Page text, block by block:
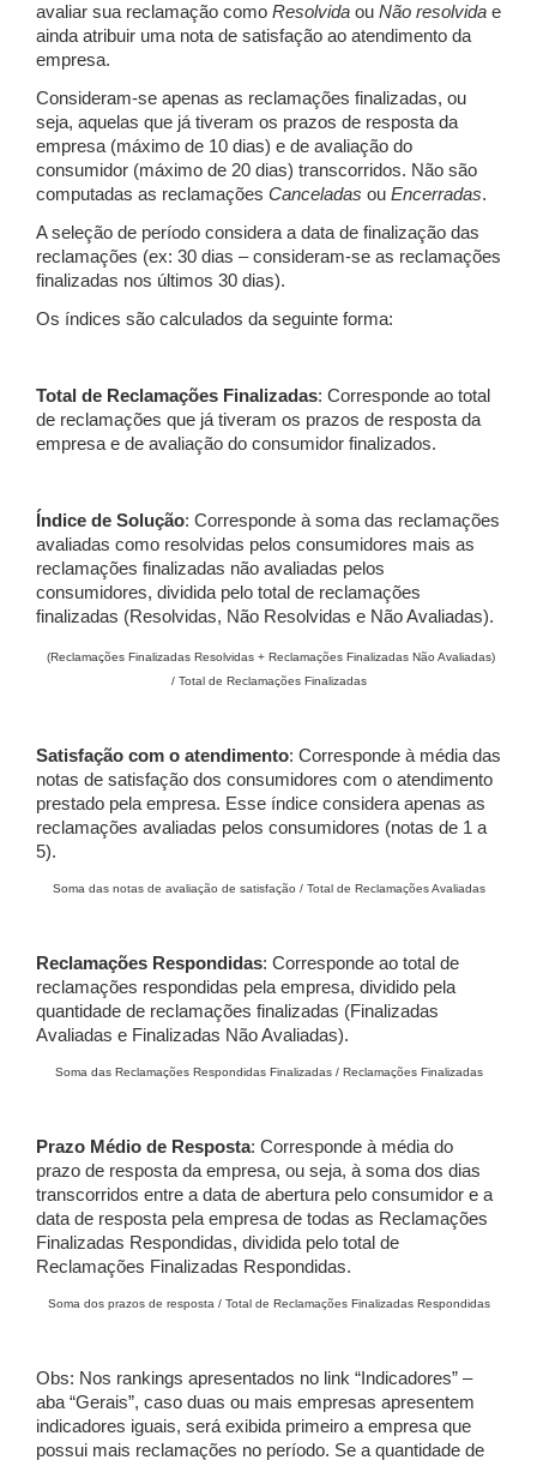
avaliar sua reclamação como Resolvida ou Não resolvida e
ainda atribuir uma nota de satisfação ao atendimento da
empresa.
Consideram-se apenas as reclamações finalizadas, ou
seja, aquelas que já tiveram os prazos de resposta da
empresa (máximo de 10 dias) e de avaliação do
consumidor (máximo de 20 dias) transcorridos. Não são
computadas as reclamações Canceladas ou Encerradas.
A seleção de período considera a data de finalização das
reclamações (ex: 30 dias – consideram-se as reclamações
finalizadas nos últimos 30 dias).
Os índices são calculados da seguinte forma:
Total de Reclamações Finalizadas: Corresponde ao total
de reclamações que já tiveram os prazos de resposta da
empresa e de avaliação do consumidor finalizados.
Índice de Solução: Corresponde à soma das reclamações
avaliadas como resolvidas pelos consumidores mais as
reclamações finalizadas não avaliadas pelos
consumidores, dividida pelo total de reclamações
finalizadas (Resolvidas, Não Resolvidas e Não Avaliadas).
(Reclamações Finalizadas Resolvidas + Reclamações Finalizadas Não Avaliadas)
/ Total de Reclamações Finalizadas
Satisfação com o atendimento: Corresponde à média das
notas de satisfação dos consumidores com o atendimento
prestado pela empresa. Esse índice considera apenas as
reclamações avaliadas pelos consumidores (notas de 1 a
5).
Soma das notas de avaliação de satisfação / Total de Reclamações Avaliadas
Reclamações Respondidas: Corresponde ao total de
reclamações respondidas pela empresa, dividido pela
quantidade de reclamações finalizadas (Finalizadas
Avaliadas e Finalizadas Não Avaliadas).
Soma das Reclamações Respondidas Finalizadas / Reclamações Finalizadas
Prazo Médio de Resposta: Corresponde à média do
prazo de resposta da empresa, ou seja, à soma dos dias
transcorridos entre a data de abertura pelo consumidor e a
data de resposta pela empresa de todas as Reclamações
Finalizadas Respondidas, dividida pelo total de
Reclamações Finalizadas Respondidas.
Soma dos prazos de resposta / Total de Reclamações Finalizadas Respondidas
Obs: Nos rankings apresentados no link “Indicadores” –
aba “Gerais”, caso duas ou mais empresas apresentem
indicadores iguais, será exibida primeiro a empresa que
possui mais reclamações no período. Se a quantidade de